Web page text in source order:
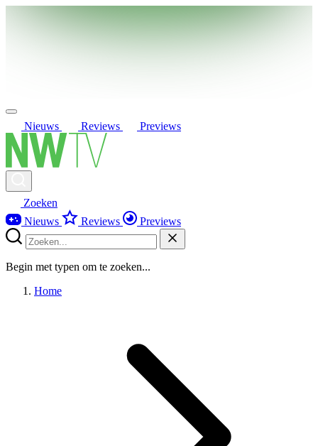
Nieuws Reviews Previews
Zoeken
Nieuws
Reviews Previews
Begin met typen om te zoeken...
Home